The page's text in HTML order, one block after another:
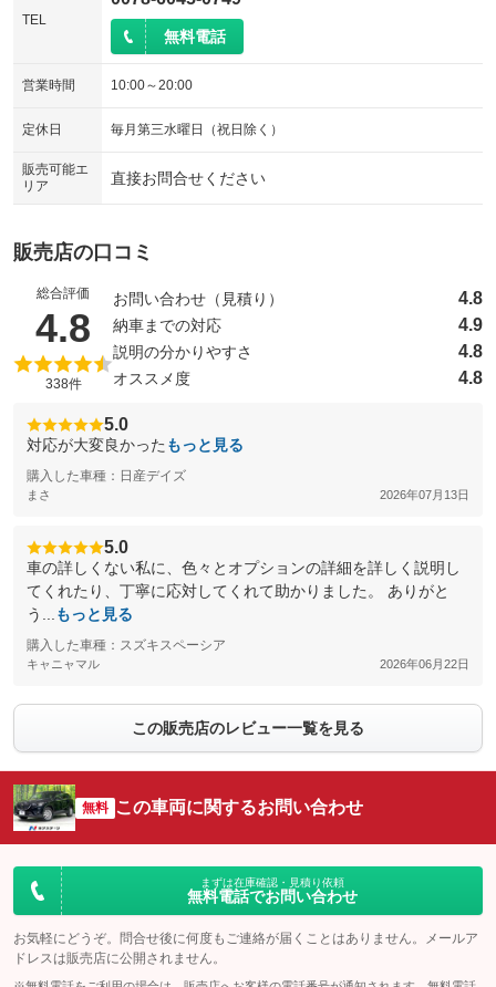
TEL
無料電話
営業時間 10:00～20:00
定休日 毎月第三水曜日（祝日除く）
販売可能エ
リア
直接お問合せください
販売店の口コミ
総合評価
4.8 （5点満点中）
338件
お問い合わせ（見積り） 4.8
納車までの対応 4.9
説明の分かりやすさ 4.8
オススメ度 4.8
5.0
対応が大変良かった もっと見る
購入した車種：日産デイズ
まさ 2026年07月13日
5.0
車の詳しくない私に、色々とオプションの詳細を詳しく説明し
てくれたり、丁寧に応対してくれて助かりました。 ありがと
う...
もっと見る
購入した車種：スズキスペーシア
キャニャマル 2026年06月22日
この販売店のレビュー一覧を見る
無料 この車両に関するお問い合わせ
まずは在庫確認・見積り依頼
無料電話でお問い合わせ
お気軽にどうぞ。問合せ後に何度もご連絡が届くことはありません。メールア
ドレスは販売店に公開されません。